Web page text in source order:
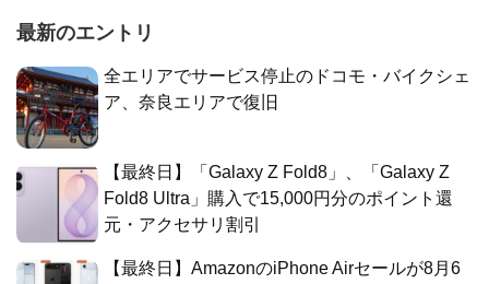
最新のエントリ
全エリアでサービス停止のドコモ・バイクシェ
ア、奈良エリアで復旧
【最終日】「Galaxy Z Fold8」、「Galaxy Z
Fold8 Ultra」購入で15,000円分のポイント還
元・アクセサリ割引
【最終日】AmazonのiPhone Airセールが8月6